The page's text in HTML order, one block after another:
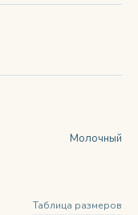
Молочный
Таблица размеров